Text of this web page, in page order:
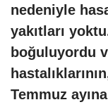
nedeniyle
yakıtları
boğuluyordu
Temmuz